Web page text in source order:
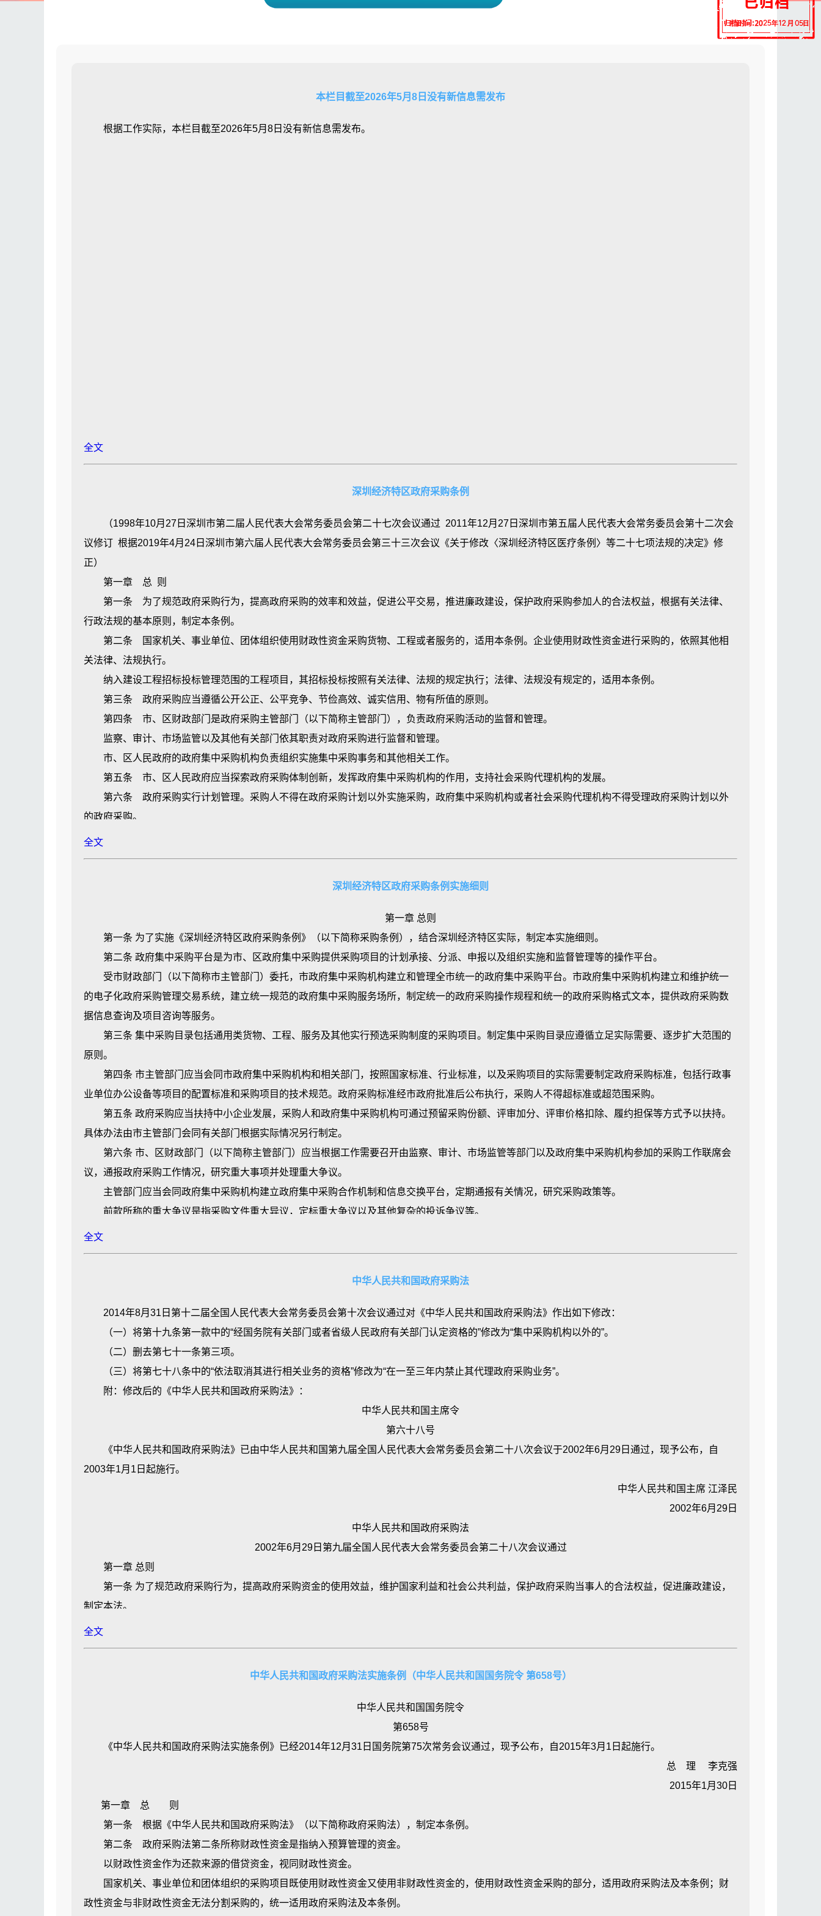
本栏目截至2026年5月8日没有新信息需发布
根据工作实际，本栏目截至2026年5月8日没有新信息需发布。
全文
深圳经济特区政府采购条例
（1998年10月27日深圳市第二届人民代表大会常务委员会第二十七次会议通过 2011年12月27日深圳市第五届人民代表大会常务委员会第十二次会
议修订 根据2019年4月24日深圳市第六届人民代表大会常务委员会第三十三次会议《关于修改〈深圳经济特区医疗条例〉等二十七项法规的决定》修
正）
第一章 总 则
第一条 为了规范政府采购行为，提高政府采购的效率和效益，促进公平交易，推进廉政建设，保护政府采购参加人的合法权益，根据有关法律、
行政法规的基本原则，制定本条例。
第二条 国家机关、事业单位、团体组织使用财政性资金采购货物、工程或者服务的，适用本条例。企业使用财政性资金进行采购的，依照其他相
关法律、法规执行。
纳入建设工程招标投标管理范围的工程项目，其招标投标按照有关法律、法规的规定执行；法律、法规没有规定的，适用本条例。
第三条 政府采购应当遵循公开公正、公平竞争、节俭高效、诚实信用、物有所值的原则。
第四条 市、区财政部门是政府采购主管部门（以下简称主管部门），负责政府采购活动的监督和管理。
监察、审计、市场监管以及其他有关部门依其职责对政府采购进行监督和管理。
市、区人民政府的政府集中采购机构负责组织实施集中采购事务和其他相关工作。
第五条 市、区人民政府应当探索政府采购体制创新，发挥政府集中采购机构的作用，支持社会采购代理机构的发展。
第六条 政府采购实行计划管理。采购人不得在政府采购计划以外实施采购，政府集中采购机构或者社会采购代理机构不得受理政府采购计划以外
的政府采购。
市主管部门应当会同相关部门制定政府采购标准，经市人民政府批准后公布执行。政府采购不得超标准进行采购。
集中采购目录以外、集中采购限额标准以上的项目，由采购人按照规定委托社会采购代理机构实施采购，但是其中保密、应急以及重大采购项目应
当由政府集中采购机构实施。经市主管部门认定有组织采购能力的采购人，可以通过政府集中采购平台自行组织采购。
集中采购目录以外、集中采购限额标准以下的政府采购项目，由采购人参照本条例规定自行采购。
市主管部门应当根据采购预算、规模等因素每年制定市集中采购目录和集中采购限额标准，经市人民政府批准后公布执行。各区主管部门根据本条
例规定制定本区集中采购目录和集中采购限额标准，经区人民政府批准后公布执行。
第八条 市主管部门应当根据国家和本市经济、社会发展目标，会同相关部门制定优先采购或者强制采购的措施，支持环境保护、节能减排、低碳
经济以及循环经济产品，促进经济结构转型升级和中小企业发展。
前款所称的强制采购，是指采购人、政府集中采购机构和社会采购代理机构应当在政府规定的条件和范围内采购货物或者服务。
采购人、政府集中采购机构和社会采购代理机构应当严格执行优先采购措施或者强制采购措施。
第九条 政府采购应当采用互联网信息技术，建立和完善全市统一的电子化政府采购管理交易平台，推广电子化政府采购。
第十条 推行政府采购从业人员专业化和职业化管理制度。市主管部门应当按照国家规定的政府采购执业资格的标准对政府采购从业人员进行培
训、考核。
第二章 政府采购参加人
第十一条 政府采购参加人是指在政府采购活动中享有权利和承担义务的各类主体，包括采购人、政府集中采购机构、社会采购代理机构、供应商
和评审专家等。
第十二条 采购人履行下列职责：
（五）签订政府采购合同并履行验收、结算、付款以及合同约定的其他义务；
（六）负责本单位政府采购信息统计和档案管理；
（七）负责对本单位政府采购项目的询问与质疑的答复，协助主管部门进行投诉处理工作；
（八）法律、法规以及市人民政府规定的其他职责。
第十三条 市政府集中采购机构履行下列职责：
（一）执行政府采购法律、法规以及有关规定，参与政府采购相关规定的制定，建立健全集中采购操作规程；
（三）按照规定组织实施保密、应急以及重大采购项目并参与验收；
（四）为政府集中采购平台提供场所、网络、信息和咨询服务；
（七）负责受理并协调对政府采购项目的询问与质疑的答复，协助主管部门进行投诉处理工作；
（八）建立政府采购数据信息库，进行市场调查和价格分析；
（九）法律、法规以及市人民政府规定的其他职责。
受主管部门委托，市政府集中采购机构建立和管理全市统一的政府集中采购平台，对政府采购项目进行合同备案，建立和管理供应商库并对供应商
的履约情况进行管理。
构。
第十四条 社会采购代理机构履行下列职责：
第十六条 供应商参与政府采购的，应当履行下列义务：
全文
深圳经济特区政府采购条例实施细则
第一章 总则
第一条 为了实施《深圳经济特区政府采购条例》（以下简称采购条例），结合深圳经济特区实际，制定本实施细则。
第二条 政府集中采购平台是为市、区政府集中采购提供采购项目的计划承接、分派、申报以及组织实施和监督管理等的操作平台。
受市财政部门（以下简称市主管部门）委托，市政府集中采购机构建立和管理全市统一的政府集中采购平台。市政府集中采购机构建立和维护统一
的电子化政府采购管理交易系统，建立统一规范的政府集中采购服务场所，制定统一的政府采购操作规程和统一的政府采购格式文本，提供政府采购数
据信息查询及项目咨询等服务。
第三条 集中采购目录包括通用类货物、工程、服务及其他实行预选采购制度的采购项目。制定集中采购目录应遵循立足实际需要、逐步扩大范围的
原则。
第四条 市主管部门应当会同市政府集中采购机构和相关部门，按照国家标准、行业标准，以及采购项目的实际需要制定政府采购标准，包括行政事
业单位办公设备等项目的配置标准和采购项目的技术规范。政府采购标准经市政府批准后公布执行，采购人不得超标准或超范围采购。
第五条 政府采购应当扶持中小企业发展，采购人和政府集中采购机构可通过预留采购份额、评审加分、评审价格扣除、履约担保等方式予以扶持。
具体办法由市主管部门会同有关部门根据实际情况另行制定。
第六条 市、区财政部门（以下简称主管部门）应当根据工作需要召开由监察、审计、市场监管等部门以及政府集中采购机构参加的采购工作联席会
议，通报政府采购工作情况，研究重大事项并处理重大争议。
主管部门应当会同政府集中采购机构建立政府集中采购合作机制和信息交换平台，定期通报有关情况，研究采购政策等。
前款所称的重大争议是指采购文件重大异议，定标重大争议以及其他复杂的投诉争议等。
第七条 政府采购参加人可以依法成立自律性行业组织。自律性行业组织依照有关法律、法规和章程，维护采购行业和采购参加人的合法权益，组织
采购人应当指定采购专责人员，协助政府采购第一责任人组织本单位政府采购事务以及实施本单位的自行采购，提出政府采购决策建议，负责本单
位采购项目的申报审核、内部控制、备案验收、采购监督等事宜。
第九条 区政府集中采购机构履行以下职责：
（一）执行政府采购法律、法规以及有关规定，参与本级政府采购相关规定的制定；
（二）按照规定组织实施区政府集中采购目录内项目的采购并参与验收；
（三）按照规定组织实施保密、应急以及重大采购项目的采购及参与验收；
（五）对评审专家的评审过程和评审质量进行跟踪管理；
（六）受理并协调对政府采购项目的询问与质疑的答复，协助投诉处理工作；
（七）参与并配合市政府集中采购机构建立和管理政府集中采购平台、供应商库及政府采购数据信息库、跟标信息库等；
受区主管部门委托，区政府集中采购机构对政府采购项目进行合同备案并对供应商的履约情况进行管理。各新区集中采购机构的职责由市主管部门
第十条 采购条例第七条第四款所称的经市主管部门认定有组织能力的采购人应当符合下列条件：
（一）有组织自行采购的专责机构；
（二）有编制采购文件和组织采购招标的能力；
（六）市主管部门认定的其他条件。
自行组织采购的项目应当通过政府集中采购平台，并按照采购条例及本实施细则规定的政府采购操作流程实施。主管部门应当对高等院校及科研机
第十一条 参与政府采购项目评审的专家应当从专家库中抽取。因行业或者技能等特殊要求，专家库中没有符合条件的可选专家，可聘请相关行业具
市主管部门是政府采购评审专家的管理部门，负责建立全市统一的政府采购评审专家库，对评审专家进行监督管理。区主管部门协助市主管部门对
评审专家进行监督管理。
第十二条 在政府采购活动中，采购人代表和招标机构的经办人以及评审专家等与采购项目的供应商有下列利害关系之一的应当回避：
（一）参加采购活动前三年内与供应商存在劳动关系；
（二）参加采购活动前三年内担任供应商的董事、监事、顾问等；
（三）参加采购活动前三年内是供应商的控股股东或者实际控制人；
（四）与供应商的法定代表人或者负责人有夫妻、直系血亲、三代以内旁系血亲或者近姻亲关系；
全文
中华人民共和国政府采购法
2014年8月31日第十二届全国人民代表大会常务委员会第十次会议通过对《中华人民共和国政府采购法》作出如下修改：
（一）将第十九条第一款中的“经国务院有关部门或者省级人民政府有关部门认定资格的”修改为“集中采购机构以外的”。
（二）删去第七十一条第三项。
（三）将第七十八条中的“依法取消其进行相关业务的资格”修改为“在一至三年内禁止其代理政府采购业务”。
附：修改后的《中华人民共和国政府采购法》：
中华人民共和国主席令
第六十八号
《中华人民共和国政府采购法》已由中华人民共和国第九届全国人民代表大会常务委员会第二十八次会议于2002年6月29日通过，现予公布，自
2003年1月1日起施行。
中华人民共和国主席 江泽民
2002年6月29日
中华人民共和国政府采购法
2002年6月29日第九届全国人民代表大会常务委员会第二十八次会议通过
第一章 总则
第一条 为了规范政府采购行为，提高政府采购资金的使用效益，维护国家利益和社会公共利益，保护政府采购当事人的合法权益，促进廉政建设，
制定本法。
第二条 在中华人民共和国境内进行的政府采购适用本法。
本法所称采购，是指以合同方式有偿取得货物、工程和服务的行为，包括购买、租赁、委托、雇用等。
本法所称货物，是指各种形态和种类的物品，包括原材料、燃料、设备、产品等。
本法所称工程，是指建设工程，包括建筑物和构筑物的新建、改建、扩建、装修、拆除、修缮等。
第四条 政府采购工程进行招标投标的，适用招标投标法。
第五条 任何单位和个人不得采用任何方式，阻挠和限制供应商自由进入本地区和本行业的政府采购市场。
第六条 政府采购应当严格按照批准的预算执行。
第七条 政府采购实行集中采购和分散采购相结合。集中采购的范围由省级以上人民政府公布的集中采购目录确定。
属于中央预算的政府采购项目，其集中采购目录由国务院确定并公布；属于地方预算的政府采购项目，其集中采购目录由省、自治区、直辖市人民
政府或者其授权的机构确定并公布。
全文
中华人民共和国政府采购法实施条例（中华人民共和国国务院令 第658号）
中华人民共和国国务院令
第658号
《中华人民共和国政府采购法实施条例》已经2014年12月31日国务院第75次常务会议通过，现予公布，自2015年3月1日起施行。
总 理 李克强
2015年1月30日
第一章 总 则
第一条 根据《中华人民共和国政府采购法》（以下简称政府采购法），制定本条例。
第二条 政府采购法第二条所称财政性资金是指纳入预算管理的资金。
以财政性资金作为还款来源的借贷资金，视同财政性资金。
国家机关、事业单位和团体组织的采购项目既使用财政性资金又使用非财政性资金的，使用财政性资金采购的部分，适用政府采购法及本条例；财
政性资金与非财政性资金无法分割采购的，统一适用政府采购法及本条例。